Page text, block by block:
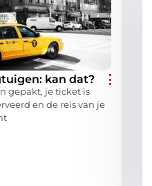
kan dat?
gepakt, je ticket is
en de reis van je